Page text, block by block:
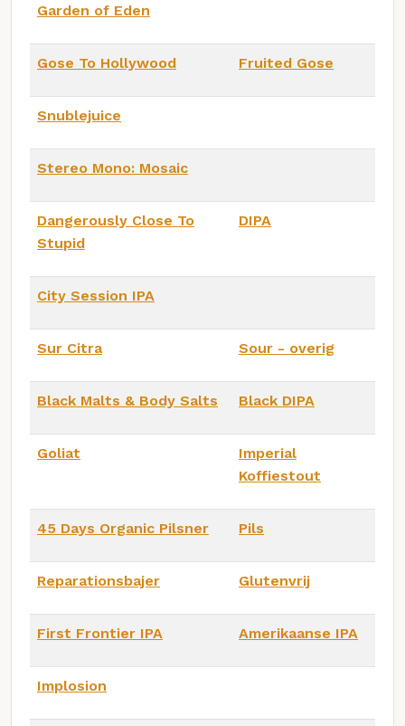
Garden of Eden
Gose To Hollywood Fruited Gose
Snublejuice
Stereo Mono: Mosaic
Dangerously Close To
Stupid
DIPA
City Session IPA
Sur Citra Sour - overig
Black Malts & Body Salts Black DIPA
Goliat
Imperial
Koffiestout
45 Days Organic Pilsner Pils
Reparationsbajer Glutenvrij
First Frontier IPA Amerikaanse IPA
Implosion